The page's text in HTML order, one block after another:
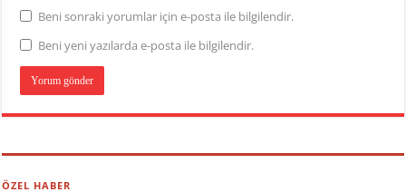
Beni sonraki yorumlar için e-posta ile bilgilendir.
Beni yeni yazılarda e-posta ile bilgilendir.
ÖZEL HABER